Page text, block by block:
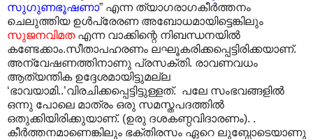
സുഗുണഭൂഷണാ” എന്ന ത്യാഗരാഗകീർത്തനം
ചെലുത്തിയ ഉൾപ്രേരണ അബോധമായിട്ടെങ്കിലും
സുജനവിമത എന്ന വാക്കിന്റെ നിബന്ധനയിൽ
കണ്ടേക്കാം.സീതാപഹരണം ലഘൂകരിക്കപ്പെട്ടിരിക്കയാണ്.
അന്വേഷണത്തിനാണു പ്രസക്തി. രാവണവധം
ആത്യന്തിക ഉദ്ദേശമായിട്ടുമല്ല
‘ഭാവയാമി..’വിരചിക്കപ്പെട്ടിട്ടുള്ളത്. പലേ സംഭവങ്ങളിൽ
ഒന്നു പോലെ മാത്രം ഒരു സമസ്തപദത്തിൽ
ഒതുക്കിയിരിക്കുയാണ്. (ഉരു ദശകണ്ഠവിദാരണം). .
കീർത്തനമാണെങ്കിലും ഭക്തിരസം ഏറെ ലുബ്ധോടെയാണു